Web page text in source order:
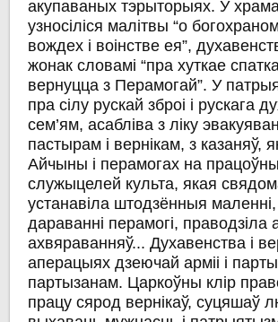
акупаваных тэрыторыях. У
узносіліся малітвы “о
вождех і воінстве ея”,
жонак словамі “пра хуткае
вернуцца з Перамогай”. У
пра сілу рускай зброі і
сем’ям, асабліва з ліку
пастырам і вернікам, з казаняў,
Айчыны і перамогах на
служыцелей культа, якая
устанавіла штодзённыя
дараванні перамогі, праводзіла
ахвяраванняў... Духавенства і
аперацыях дзеючай арміі і
партызанам. Царкоўны клір
працу сярод вернікаў, суцяшаў